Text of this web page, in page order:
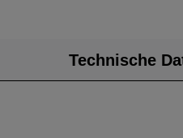
Technische